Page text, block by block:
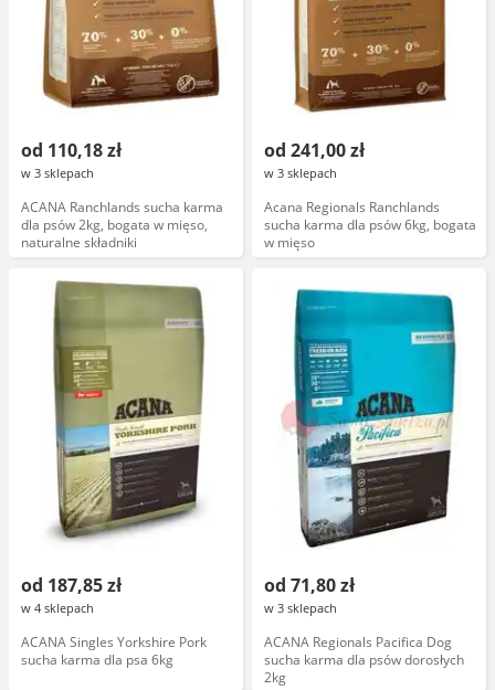
od 110,18 zł
w 3 sklepach
ACANA Ranchlands sucha karma
dla psów 2kg, bogata w mięso,
naturalne składniki
od 241,00 zł
w 3 sklepach
Acana Regionals Ranchlands
sucha karma dla psów 6kg, bogata
w mięso
od 187,85 zł
w 4 sklepach
ACANA Singles Yorkshire Pork
sucha karma dla psa 6kg
od 71,80 zł
w 3 sklepach
ACANA Regionals Pacifica Dog
sucha karma dla psów dorosłych
2kg